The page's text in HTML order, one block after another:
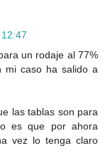
un rodaje al 77%
mi caso ha salido a
las tablas son para
es que por ahora
vez lo tenga claro